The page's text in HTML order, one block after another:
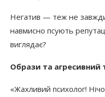
Негатив — теж не
навмисно псують
виглядає?
Образи та агресивний
«Жахливий психолог!